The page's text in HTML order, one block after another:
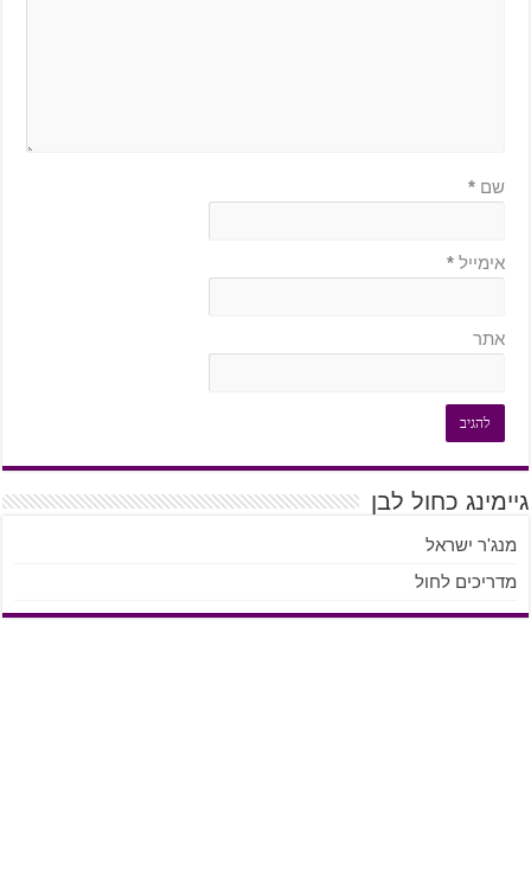
שם *
אימייל *
אתר
גיימינג כחול לבן
מנג'ר ישראל
מדריכים לחול